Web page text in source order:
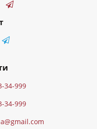
34-999
34-999